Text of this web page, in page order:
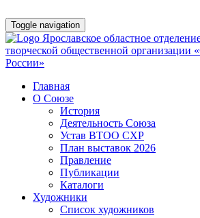
Toggle navigation
Ярославское областное
творческой общественной организации
России»
Главная
О Союзе
История
Деятельность Союза
Устав ВТОО СХР
План выставок 2026
Правление
Публикации
Каталоги
Художники
Список художников